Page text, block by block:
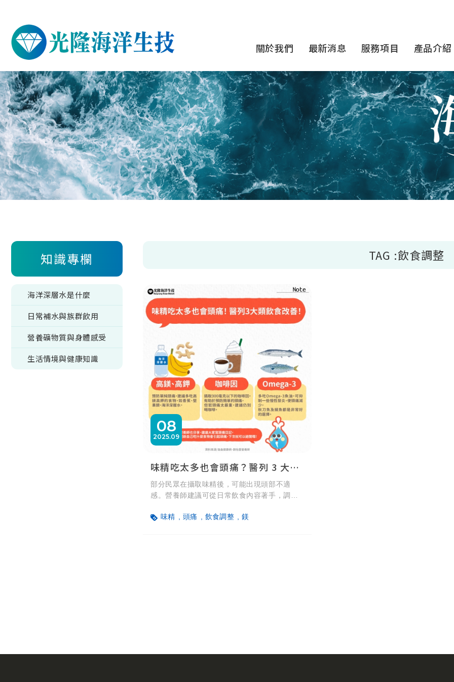
關於我們 最新消息 服務項目 產品介紹
知識專欄
海洋深層水是什麼
日常補水與族群飲用
營養礦物質與身體感受
生活情境與健康知識
TAG :飲食調整
08
09
2025
味精吃太多也會頭痛？醫列 3 大類飲食改善方向
部分民眾在攝取味精後，可能出現頭部不適
感。營養師建議可從日常飲食內容著手，調整
味精
頭痛 飲食調整 鎂